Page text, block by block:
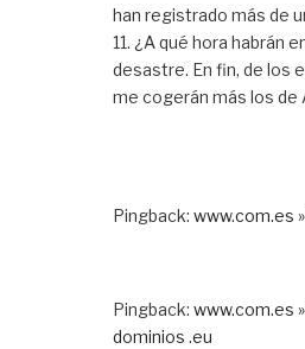
han registrado más de
11. ¿A qué hora habrán
desastre. En fin, de los
me cogerán más los de
Pingback: www.com.es
Pingback: www.com.es
dominios .eu